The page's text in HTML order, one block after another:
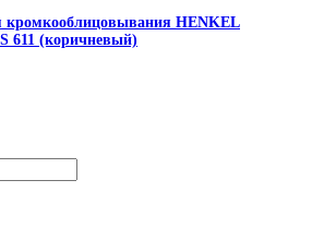
кромкооблицовывания HENKEL
611 (коричневый)